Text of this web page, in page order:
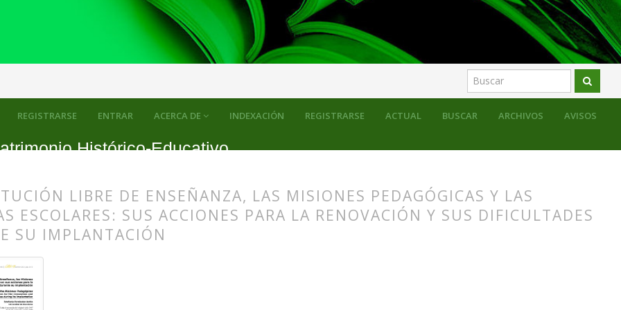
ACERCA DE INDEXACIÓN REGISTRARSE ACTUAL BUSCAR ARCHIVOS AVISOS
REGISTRARSE ENTRAR
Histórico-Educativo
LIBRE DE ENSEÑANZA, LAS MISIONES PEDAGÓGICAS Y LAS
ESCOLARES: SUS ACCIONES PARA LA RENOVACIÓN Y SUS DIFICULTADES
SU IMPLANTACIÓN